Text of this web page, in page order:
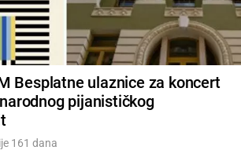
Besplatne ulaznice za koncert
pijanističkog
161 dana